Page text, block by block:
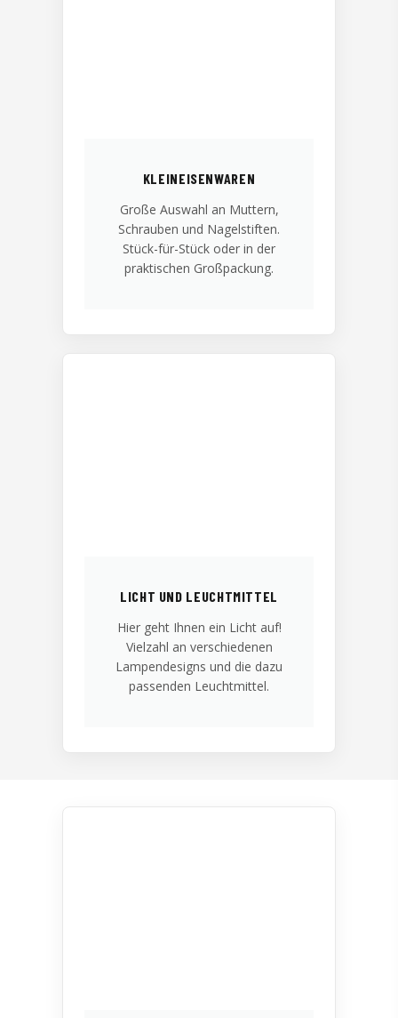
KLEINEISENWAREN
Große Auswahl an Muttern,
Schrauben und Nagelstiften.
Stück-für-Stück oder in der
praktischen Großpackung.
LICHT UND LEUCHTMITTEL
Hier geht Ihnen ein Licht auf!
Vielzahl an verschiedenen
Lampendesigns und die dazu
passenden Leuchtmittel.